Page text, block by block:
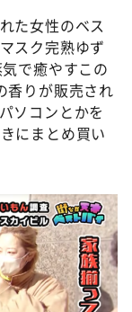
た女性のベス
スク完熟ゆず
で癒やすこの
香りが販売され
ソコンとかを
にまとめ買い